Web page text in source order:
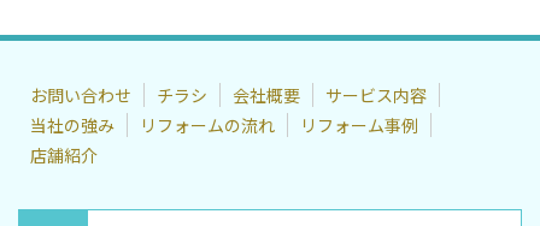
お問い合わせ チラシ 会社概要
サービス内容
当社の強み
リフォームの流れ
リフォーム事例
店舗紹介